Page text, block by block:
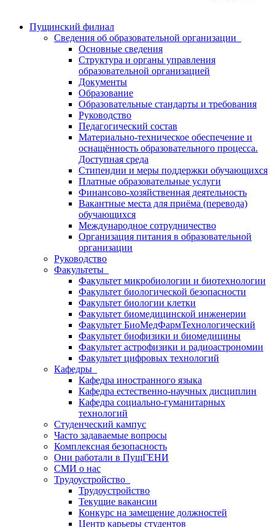
Пущинский филиал
Сведения об образовательной организации
Основные сведения
Структура и органы управления
образовательной организацией
Документы
Образование
Образовательные стандарты и требования
Руководство
Педагогический состав
Материально-техническое обеспечение и
оснащённость образовательного процесса.
Доступная среда
Стипендии и меры поддержки обучающихся
Платные образовательные услуги
Финансово-хозяйственная деятельность
Вакантные места для приёма (перевода)
обучающихся
Международное сотрудничество
Организация питания в образовательной
организации
Руководство
Факультеты
Факультет микробиологии и биотехнологии
Факультет биологической безопасности
Факультет биологии клетки
Факультет биомедицинской инженерии
Факультет БиоМедФармТехнологический
Факультет биофизики и биомедицины
Факультет астрофизики и радиоастрономии
Факультет цифровых технологий
Кафедры
Кафедра иностранного языка
Кафедра естественно-научных дисциплин
Кафедра социально-гуманитарных
технологий
Студенческий кампус
Часто задаваемые вопросы
Комплексная безопасность
Они работали в ПущГЕНИ
СМИ о нас
Трудоустройство
Трудоустройство
Текущие вакансии
Конкурс на замещение должностей
Центр карьеры студентов